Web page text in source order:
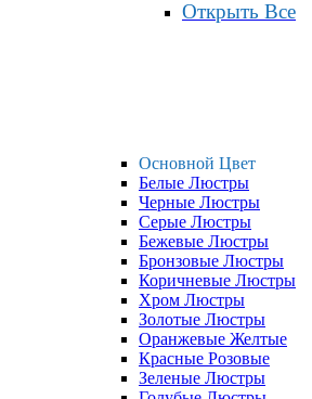
Открыть Все
Основной Цвет
Белые Люстры
Черные Люстры
Серые Люстры
Бежевые Люстры
Бронзовые Люстры
Коричневые Люстры
Хром Люстры
Золотые Люстры
Оранжевые Желтые
Красные Розовые
Зеленые Люстры